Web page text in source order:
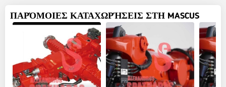
ΠΑΡΌΜΟΙΕΣ ΚΑΤΑΧΩΡΉΣΕΙΣ ΣΤΗ MASCUS